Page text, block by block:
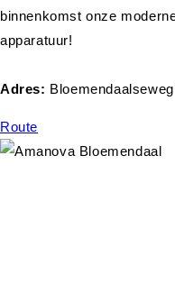
binnenkomst onze
apparatuur!
Adres:
Route